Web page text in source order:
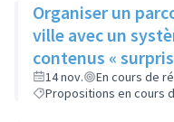
Organiser un
ville avec un
contenus «
régulièrement
14 nov.
En cours de
Propositions en cours